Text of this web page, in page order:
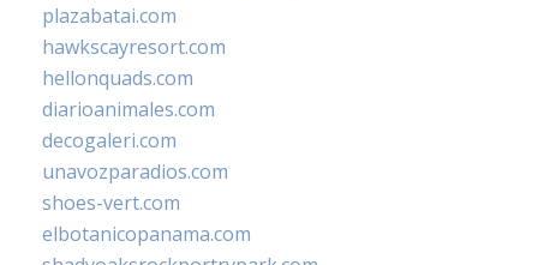
plazabatai.com
hawkscayresort.com
hellonquads.com
diarioanimales.com
decogaleri.com
unavozparadios.com
shoes-vert.com
elbotanicopanama.com